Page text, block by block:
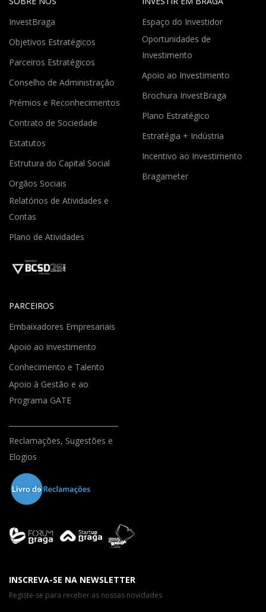
InvestBraga
Objetivos Estratégicos
Parceiros Estratégicos
Conselho de Administração
Prémios e Reconhecimentos
Contrato de Sociedade
Estatutos
Estrutura do Capital Social
Orgãos Sociais
Relatórios de Atividades e
Contas
Plano de Atividades
Espaço do Investidor
Oportunidades de
Investimento
Apoio ao Investimento
Brochura InvestBraga
Plano Estratégico
Estratégia + Indústria
Incentivo ao Investimento
Bragameter
PARCEIROS
Embaixadores Empresariais
Apoio ao investimento
Conhecimento e Talento
Apoio à Gestão e ao
Programa GATE
Reclamações, Sugestões e
Elogios
INSCREVA-SE NA NEWSLETTER
Registe-se para receber as nossas novidades